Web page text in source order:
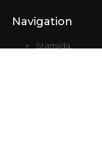
Navigation
Startsida